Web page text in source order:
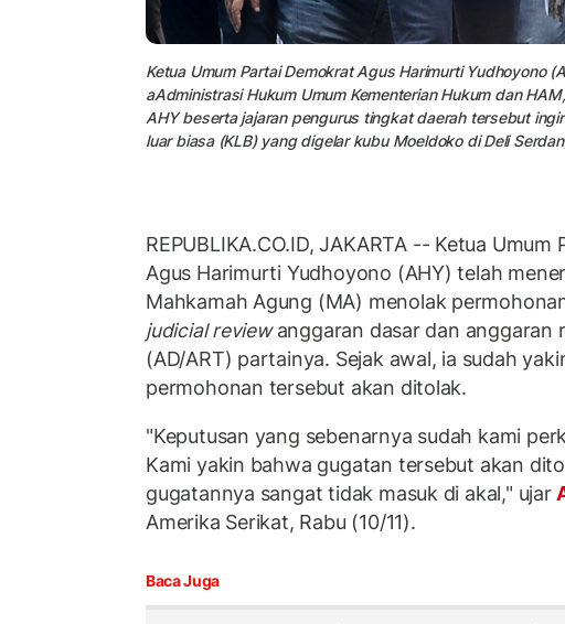
Ketua Umum Partai Demokrat Agus Harimurti Yudhoyono
aAdministrasi Hukum Umum Kementerian Hukum dan
AHY beserta jajaran pengurus tingkat daerah tersebut
luar biasa (KLB) yang digelar kubu Moeldoko di Deli
REPUBLIKA.CO.ID, JAKARTA -- Ketua
Agus Harimurti Yudhoyono (AHY) telah
Mahkamah Agung (MA) menolak
judicial reviewanggaran dasar dan anggaran
(AD/ART) partainya. Sejak awal, ia sudah
permohonan tersebut akan ditolak.
"Keputusan yang sebenarnya sudah kami
Kami yakin bahwa gugatan tersebut akan
gugatannya sangat tidak masuk di akal," ujar
Amerika Serikat, Rabu (10/11).
Baca Juga